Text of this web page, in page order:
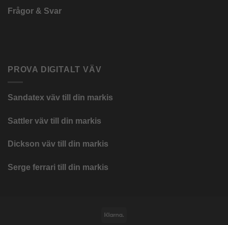
Frågor & Svar
PROVA DIGITALT VÄV
Sandatex väv till din markis
Sattler väv till din markis
Dickson väv till din markis
Serge ferrari till din markis